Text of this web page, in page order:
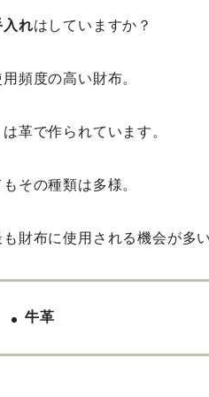
入れはしていますか？
頻度の高い財布。
革で作られています。
その種類は多様。
も財布に使用される機会が多
牛革